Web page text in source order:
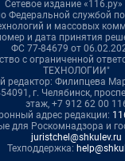
Сетевое издание
Федеральной службой
и массовых
и дата принятия
ФС 77-84679 от
с ограниченной
ТЕХНОЛОГИИ"
редактор: Филипцева
г. Челябинск,
этаж, +7 912 62 00
адрес редакции:
для Роскомнадзора и
juristchel@shkulev.ru
Техподдержка: